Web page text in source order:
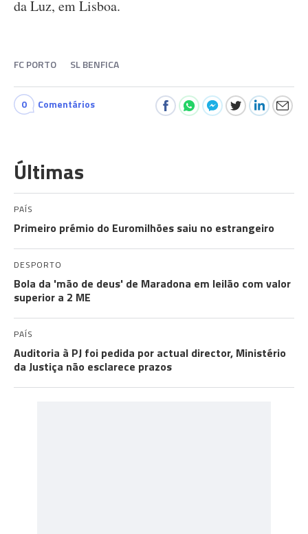
da Luz, em Lisboa.
FC PORTO SL BENFICA
0 Comentários
Últimas
PAÍS
Primeiro prémio do Euromilhões saiu no estrangeiro
DESPORTO
Bola da 'mão de deus' de Maradona em leilão com valor
superior a 2 ME
PAÍS
Auditoria à PJ foi pedida por actual director, Ministério
da Justiça não esclarece prazos